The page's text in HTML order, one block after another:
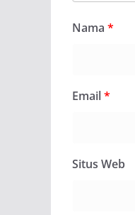
Nama *
Email*
Situs Web